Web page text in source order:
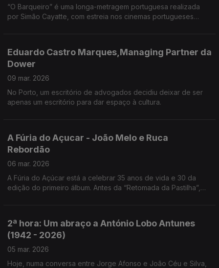
“O Barqueiro” é uma longa-metragem portuguesa realizada
por Simão Cayatte, com estreia nos cinemas portugueses
Eduardo Castro Marques,Managing Partner da
Dower
09 mar. 2026
No Porto, um escritório de advogados decidiu deixar de ser
apenas um escritório para dar espaço à cultura.
A Fúria do Açucar - João Melo e Ruca
Rebordão
06 mar. 2026
A Fúria do Açúcar está a celebrar 35 anos de vida e 30 da
edição do primeiro álbum. Antes da “Retomada da Pastilha”,
2ª hora: Um abraço a António Lobo Antunes
(1942 - 2026)
05 mar. 2026
Hoje, numa conversa entre Jorge Afonso e João Céu e Silva,